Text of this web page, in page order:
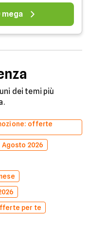
mega
dei temi più
offerte
2026
per te